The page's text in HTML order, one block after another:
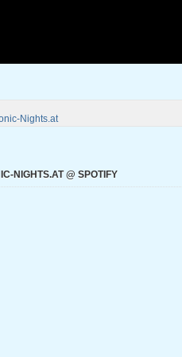
Nights.at
NIGHTS.AT @ SPOTIFY